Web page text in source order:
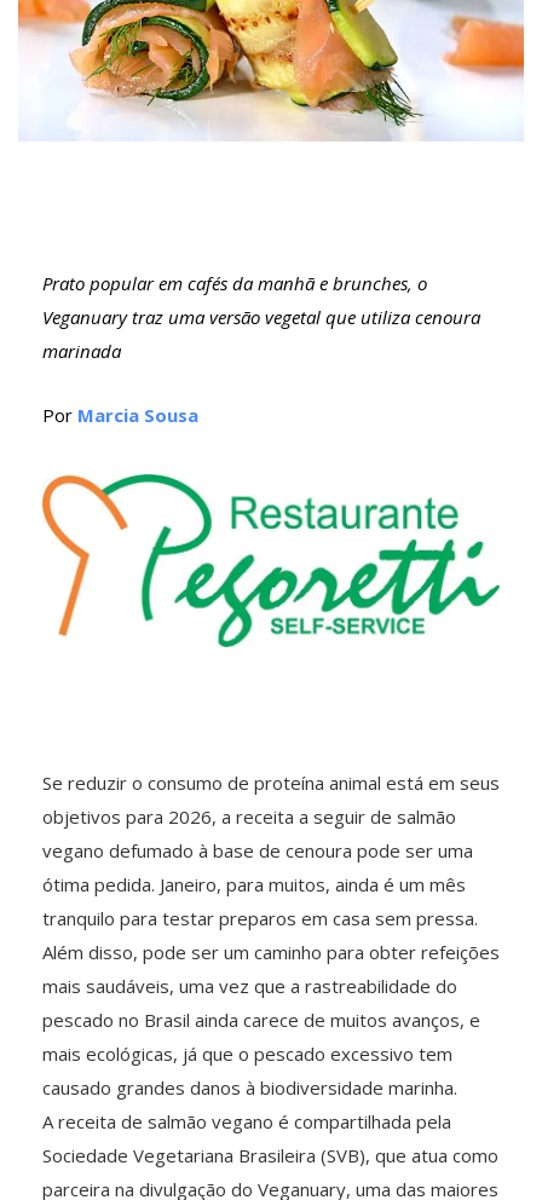
Prato popular em cafés da manhã e brunches, o
Veganuary traz uma versão vegetal que utiliza cenoura
marinada
Por Marcia Sousa
Se reduzir o consumo de proteína animal está em seus
objetivos para 2026, a receita a seguir de salmão
vegano defumado à base de cenoura pode ser uma
ótima pedida. Janeiro, para muitos, ainda é um mês
tranquilo para testar preparos em casa sem pressa.
Além disso, pode ser um caminho para obter refeições
mais saudáveis, uma vez que a rastreabilidade do
pescado no Brasil ainda carece de muitos avanços, e
mais ecológicas, já que o pescado excessivo tem
causado grandes danos à biodiversidade marinha.
A receita de salmão vegano é compartilhada pela
Sociedade Vegetariana Brasileira (SVB), que atua como
parceira na divulgação do Veganuary, uma das maiores